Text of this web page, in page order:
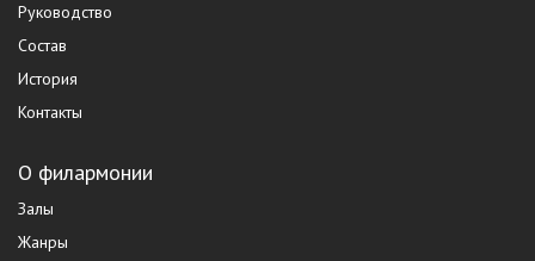
Руководство
Состав
История
Контакты
О филармонии
Залы
Жанры